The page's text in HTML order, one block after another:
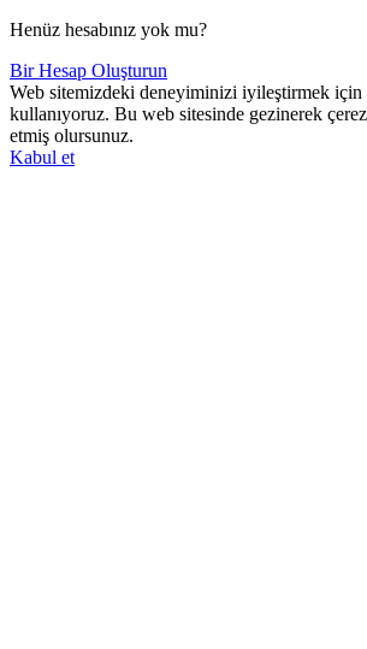
Henüz hesabınız yok mu?
Bir Hesap Oluşturun
Web sitemizdeki deneyiminizi iyileştirmek için
kullanıyoruz. Bu web sitesinde gezinerek çerez
etmiş olursunuz.
Kabul et